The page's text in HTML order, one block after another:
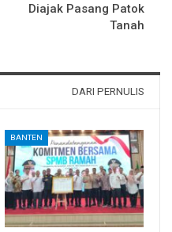
Diajak Pasang Patok
Tanah
DARI PERNULIS
BANTEN